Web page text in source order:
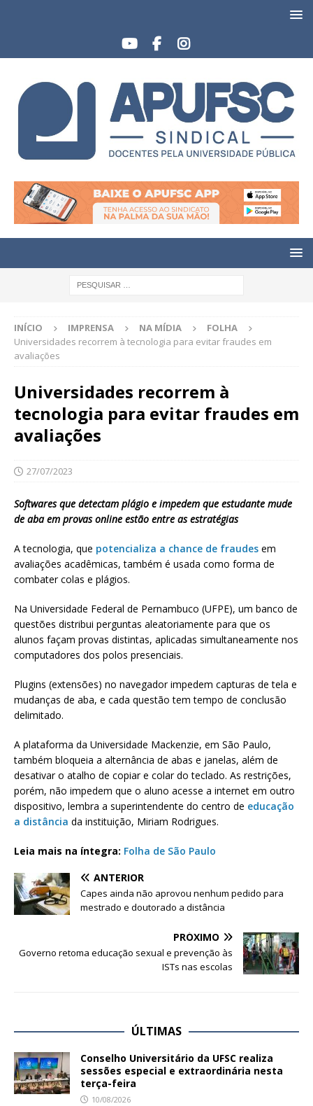
INÍCIO IMPRENSA NA MÍDIA
FOLHA
Universidades recorrem à tecnologia para evitar fraudes em
avaliações
Universidades recorrem à
tecnologia para evitar fraudes em
avaliações
27/07/2023
Softwares que detectam plágio e impedem que estudante mude
de aba em provas online estão entre as estratégias
A tecnologia, que potencializa a chance de fraudes em
avaliações acadêmicas, também é usada como forma de
combater colas e plágios.
Na Universidade Federal de Pernambuco (UFPE), um banco de
questões distribui perguntas aleatoriamente para que os
alunos façam provas distintas, aplicadas simultaneamente nos
computadores dos polos presenciais.
Plugins (extensões) no navegador impedem capturas de tela e
mudanças de aba, e cada questão tem tempo de conclusão
delimitado.
A plataforma da Universidade Mackenzie, em São Paulo,
também bloqueia a alternância de abas e janelas, além de
desativar o atalho de copiar e colar do teclado. As restrições,
porém, não impedem que o aluno acesse a internet em outro
dispositivo, lembra a superintendente do centro de educação
a distância da instituição, Miriam Rodrigues.
Leia mais na íntegra: Folha de São Paulo
ANTERIOR
Capes ainda não aprovou nenhum pedido para
mestrado e doutorado a distância
PRÓXIMO
Governo retoma educação sexual e prevenção às
ISTs nas escolas
ÚLTIMAS
Conselho Universitário da UFSC realiza
sessões especial e extraordinária nesta
terça-feira
10/08/2026